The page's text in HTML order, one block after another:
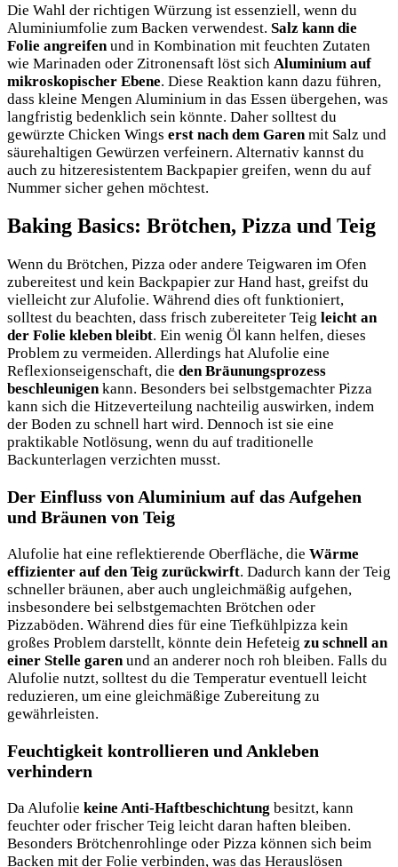
Die Wahl der richtigen Würzung ist essenziell, wenn du
Aluminiumfolie zum Backen verwendest. Salz kann die
Folie angreifen und in Kombination mit feuchten Zutaten
wie Marinaden oder Zitronensaft löst sich Aluminium auf
mikroskopischer Ebene. Diese Reaktion kann dazu führen,
dass kleine Mengen Aluminium in das Essen übergehen, was
langfristig bedenklich sein könnte. Daher solltest du
gewürzte Chicken Wings erst nach dem Garen mit Salz und
säurehaltigen Gewürzen verfeinern. Alternativ kannst du
auch zu hitzeresistentem Backpapier greifen, wenn du auf
Nummer sicher gehen möchtest.
Baking Basics: Brötchen, Pizza und Teig
Wenn du Brötchen, Pizza oder andere Teigwaren im Ofen
zubereitest und kein Backpapier zur Hand hast, greifst du
vielleicht zur Alufolie. Während dies oft funktioniert,
solltest du beachten, dass frisch zubereiteter Teig leicht an
der Folie kleben bleibt. Ein wenig Öl kann helfen, dieses
Problem zu vermeiden. Allerdings hat Alufolie eine
Reflexionseigenschaft, die den Bräunungsprozess
beschleunigenkann. Besonders bei selbstgemachter Pizza
kann sich die Hitzeverteilung nachteilig auswirken, indem
der Boden zu schnell hart wird. Dennoch ist sie eine
praktikable Notlösung, wenn du auf traditionelle
Backunterlagen verzichten musst.
Der Einfluss von Aluminium auf das Aufgehen
und Bräunen von Teig
Alufolie hat eine reflektierende Oberfläche, die Wärme
effizienter auf den Teig zurückwirft. Dadurch kann der Teig
schneller bräunen, aber auch ungleichmäßig aufgehen,
insbesondere bei selbstgemachten Brötchen oder
Pizzaböden. Während dies für eine Tiefkühlpizza kein
großes Problem darstellt, könnte dein Hefeteig zu schnell an
einer Stelle garenund an anderer noch roh bleiben. Falls du
Alufolie nutzt, solltest du die Temperatur eventuell leicht
reduzieren, um eine gleichmäßige Zubereitung zu
gewährleisten.
Feuchtigkeit kontrollieren und Ankleben
verhindern
Da Alufolie keine Anti-Haftbeschichtung besitzt, kann
feuchter oder frischer Teig leicht daran haften bleiben.
Besonders Brötchenrohlinge oder Pizza können sich beim
Backen mit der Folie verbinden, was das Herauslösen